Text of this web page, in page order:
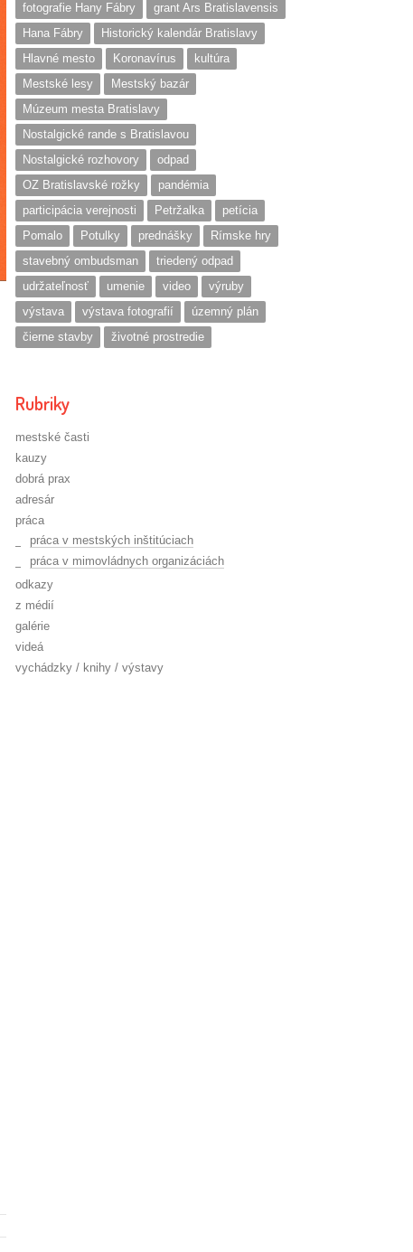
fotografie Hany Fábry
grant Ars Bratislavensis
Hana Fábry
Historický kalendár Bratislavy
Hlavné mesto
Koronavírus
kultúra
Mestské lesy
Mestský bazár
Múzeum mesta Bratislavy
Nostalgické rande s Bratislavou
Nostalgické rozhovory
odpad
OZ Bratislavské rožky
pandémia
participácia verejnosti
Petržalka
petícia
Pomalo
Potulky prednášky
Rímske hry
stavebný ombudsman
triedený odpad
udržateľnosť
umenie video
výruby
výstava
výstava fotografií
územný plán
čierne stavby
životné prostredie
Rubriky
mestské časti
kauzy
dobrá prax
adresár
práca
práca v mestských inštitúciach
práca v mimovládnych organizáciách
odkazy
z médií
galérie
videá
vychádzky / knihy / výstavy